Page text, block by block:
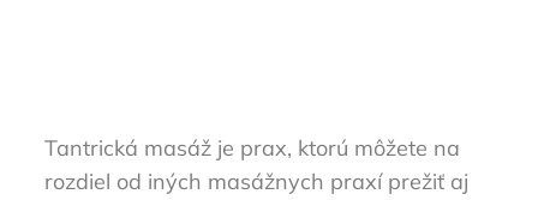
Tantrická masáž je prax, ktorú môžete na
rozdiel od iných masážnych praxí prežiť aj